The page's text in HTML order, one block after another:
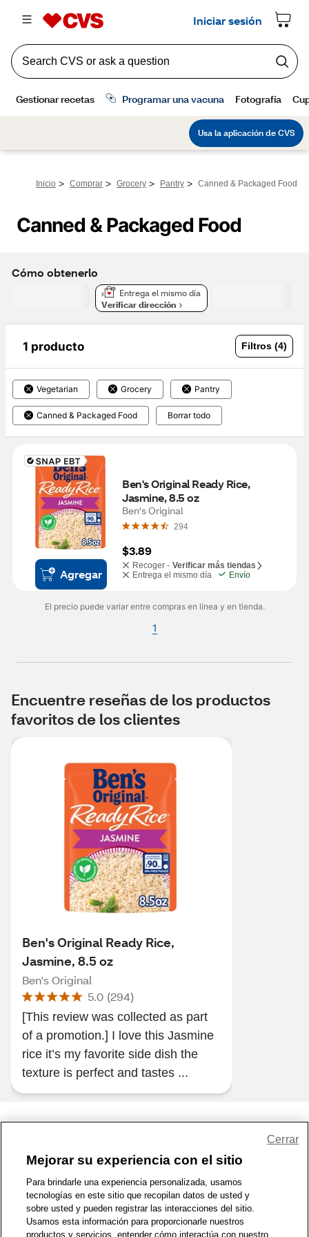
Inicio > Comprar > Grocery > Pantry > Canned & Packaged Food
Canned & Packaged Food
Cómo obtenerlo
Entrega el mismo día
Verificar dirección
1 producto Filtros (4)
Vegetarian Grocery Pantry
Canned & Packaged Food Borrar todo
Agregar
Ben's Original Ready Rice,
Jasmine, 8.5 oz
Ben's Original
294
$3.89
Recoger - Verificar más tiendas
Entrega el mismo día
Envío
El precio puede variar entre compras en línea y en tienda.
1
Encuentre reseñas de los productos
favoritos de los clientes
Ben's Original Ready Rice,
Jasmine, 8.5 oz
Ben's Original
5.0 (294)
[This review was collected as part
of a promotion.] I love this Jasmine
rice it’s my favorite side dish the
texture is perfect and tastes ...
1-800-679-9691 | Contáctenos | Términos de Uso | Accesibilidad
Política de Privacidad | WA Privacy Policy | Mapa del sitio
Zona de Bienestar | © 1999 - 2026 CVS.com
Mejorar su experiencia con el sitio
Para brindarle una experiencia personalizada, usamos
tecnologías en este sitio que recopilan datos de usted y
sobre usted y pueden registrar las interacciones del sitio.
Usamos esta información para proporcionarle nuestros
productos y servicios, entender cómo interactúa con nuestro
Cerrar